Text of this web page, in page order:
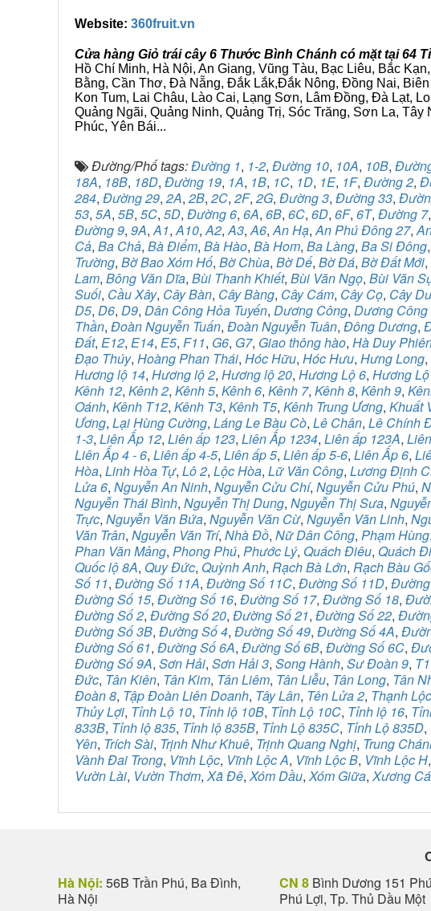
Website: 360fruit.vn
Cửa hàng Giỏ trái cây 6 Thước Bình Chánh có mặt tại 64
Hồ Chí Minh, Hà Nội, An Giang, Vũng Tàu, Bạc Liêu, Bắc
Bằng, Cần Thơ, Đà Nẵng, Đắk Lắk,Đắk Nông, Đồng Nai,
Kon Tum, Lai Châu, Lào Cai, Lạng Sơn, Lâm Đồng, Đà Lạt,
Quảng Ngãi, Quảng Ninh, Quảng Trị, Sóc Trăng, Sơn La,
Phúc, Yên Bái...
Đường/Phố tags:Đường 1, 1-2, Đường 10, 10A, 10B,
18A, 18B, 18D, Đường 19, 1A, 1B, 1C, 1D, 1E, 1F, Đường 2,
284, Đường 29, 2A, 2B, 2C, 2F, 2G, Đường 3, Đường 33,
53, 5A, 5B, 5C, 5D, Đường 6, 6A, 6B, 6C, 6D, 6F, 6T, Đường 7,
Đường 9, 9A,A1,A10,A2,A3,A6,An Hạ,An Phú Đông 27,
Cả, Ba Chả, Bà Điểm, Bà Hào, Bà Hom, Ba Làng, Ba Si Đông,
Trường, Bờ Bao Xóm Hố, Bờ Chùa, Bờ Dế, Bờ Đá, Bờ Đất Mới,
Lam, Bông Văn Dĩa, Bùi Thanh Khiết, Bùi Văn Ngọ, Bùi Văn
Suối, Cầu Xây, Cây Bàn, Cây Bàng, Cây Cám, Cây Cọ, Cây
D5, D6, D9, Dân Công Hỏa Tuyến, Dương Công, Dương
Thần, Đoàn Nguyễn Tuấn, Đoàn Nguyễn Tuân, Đông Dương,
Đất, E12, E14, E5, F11, G6, G7, Giao thông hào, Hà Duy
Đạo Thúy, Hoàng Phan Thái, Hóc Hữu, Hóc Hưu, Hưng Long,
Hương lộ 14, Hương lộ 2, Hương lộ 20, Hương Lộ 6, Hương
Kênh 12, Kênh 2, Kênh 5, Kênh 6, Kênh 7, Kênh 8, Kênh 9,
Oánh, Kênh T12, Kênh T3, Kênh T5, Kênh Trung Ương, Khuất
Ương, Lại Hùng Cường, Láng Le Bàu Cò, Lê Chân, Lê Chính
1-3, Liên Ấp 12, Liên ấp 123, Liên Ấp 1234, Liên ấp 123A,
Liên Ấp 4 - 6, Liên ấp 4-5, Liên ấp 5, Liên ấp 5-6, Liên Ấp 6,
Hòa, Linh Hòa Tự, Lô 2, Lộc Hòa, Lữ Văn Công, Lương Định
Lửa 6, Nguyễn An Ninh, Nguyễn Cửu Chí, Nguyễn Cửu Phú,
Nguyễn Thái Bình, Nguyễn Thị Dung, Nguyễn Thị Sưa,
Trực, Nguyễn Văn Bứa, Nguyễn Văn Cừ, Nguyễn Văn Linh,
Văn Trân, Nguyễn Văn Trí, Nhà Đồ, Nữ Dân Công, Phạm Hùng,
Phan Văn Mảng, Phong Phú, Phước Lý, Quách Điêu, Quách
Quốc lộ 8A, Quy Đức, Quỳnh Anh, Rạch Bà Lớn, Rạch Bàu
Số 11, Đường Số 11A, Đường Số 11C, Đường Số 11D,
Đường Số 15, Đường Số 16, Đường Số 17, Đường Số 18,
Đường Số 2, Đường Số 20, Đường Số 21, Đường Số 22,
Đường Số 3B, Đường Số 4, Đường Số 49, Đường Số 4A,
Đường Số 61, Đường Số 6A, Đường Số 6B, Đường Số 6C,
Đường Số 9A, Sơn Hải, Sơn Hải 3, Song Hành, Sư Đoàn 9, T1
Đức, Tân Kiên, Tân Kim, Tân Liêm, Tân Liễu, Tân Long, Tân
Đoàn 8, Tập Đoàn Liên Doanh, Tây Lân, Tên Lửa 2, Thạnh
Thủy Lợi, Tỉnh Lộ 10, Tỉnh lộ 10B, Tỉnh Lộ 10C, Tỉnh lộ 16,
833B, Tỉnh lộ 835, Tỉnh lộ 835B, Tỉnh Lộ 835C, Tỉnh Lộ 835D,
Yên, Trích Sài, Trịnh Như Khuê, Trịnh Quang Nghị, Trung
Vành Đai Trong, Vĩnh Lộc, Vĩnh Lộc A, Vĩnh Lộc B, Vĩnh Lộc H,
Vườn Lài, Vườn Thơm,Xã Đê,Xóm Dầu,Xóm Giữa,Xương Cá
Hà Nội: 56B Trần Phú, Ba Đình,
Hà Nội
CN 8 Bình Dương 151
Phú Lợi, Tp. Thủ Dầu Một